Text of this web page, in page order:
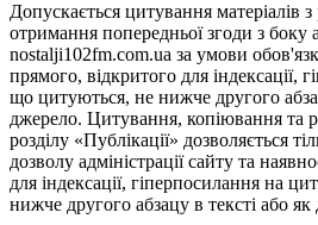
Допускається цитування матеріалів
отримання попередньої згоди з боку
nostalji102fm.com.ua за умови
прямого, відкритого для індексації,
що цитуються, не нижче другого
джерело. Цитування, копіювання та
розділу «Публікації» дозволяється
дозволу адміністрації сайту та
для індексації, гіперпосилання на
нижче другого абзацу в тексті або